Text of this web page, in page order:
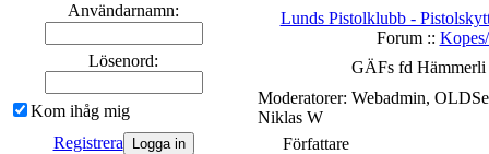
Användarnamn:
Lösenord:
Kom ihåg mig
Registrera
Lunds Pistolklubb -
Forum ::
GÄFs fd Hämmerli
Moderatorer: Webadmin,
Niklas W
Författare